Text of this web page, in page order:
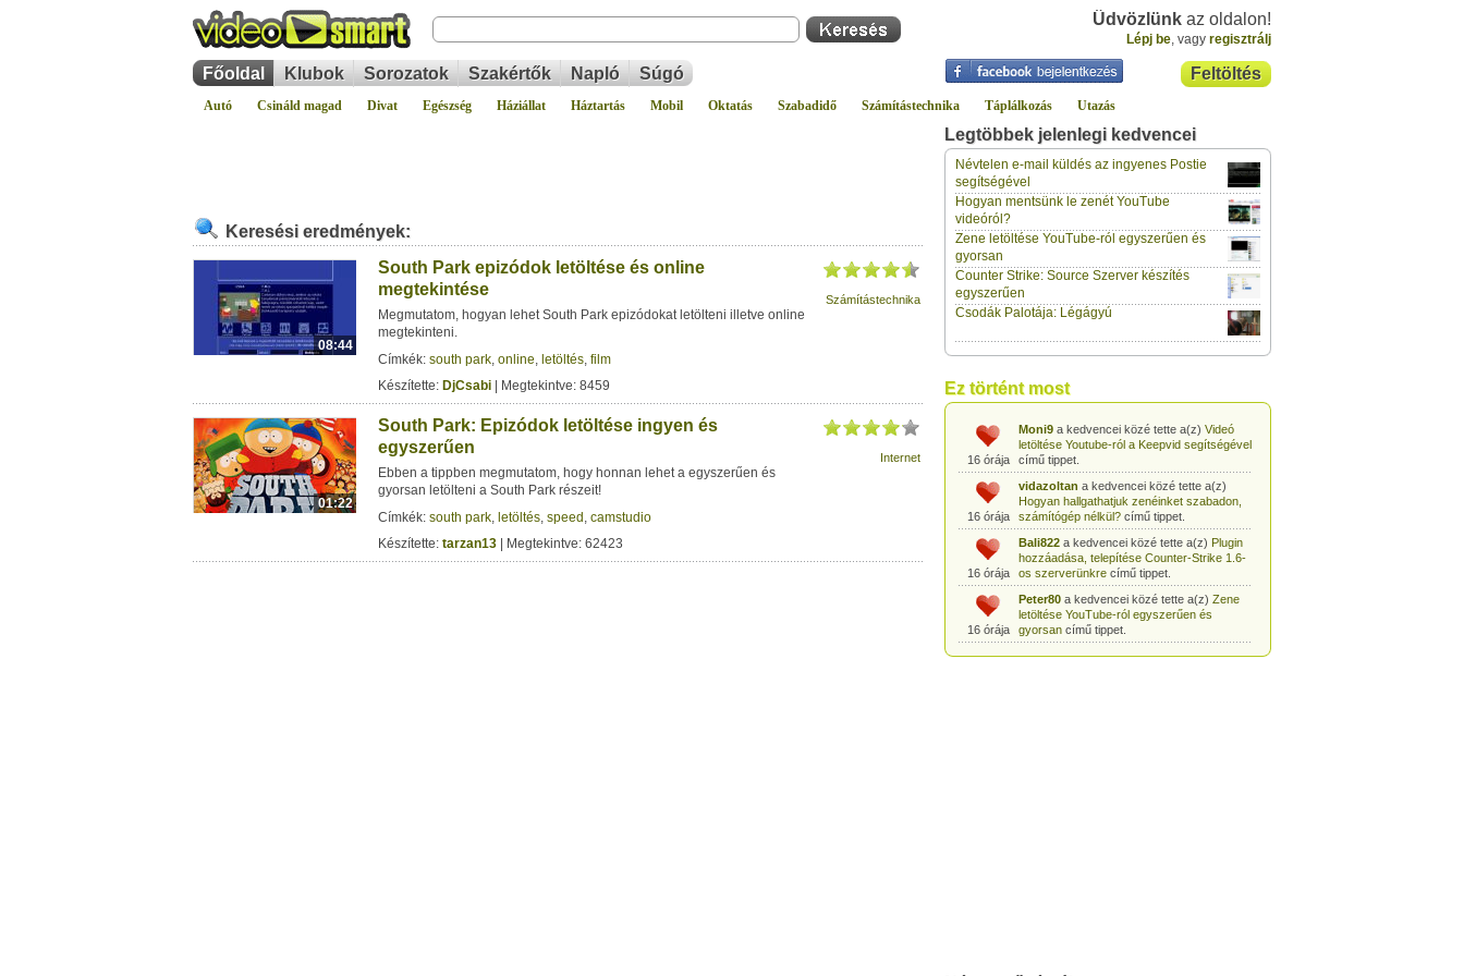
Üdvözlünk az oldalon!
Lépj be, vagy regisztrálj
Feltöltés
Főoldal Klubok Sorozatok Szakértők Napló Súgó
Autó Csináld magad Divat Egészség Háziállat Háztartás Mobil Oktatás Szabadidő Számítástechnika Táplálkozás Utazás
Keresési eredmények:
08:44
South Park epizódok letöltése és online
megtekintése
Megmutatom, hogyan lehet South Park epizódokat letölteni illetve online
megtekinteni.
Címkék: south park, online, letöltés, film
Készítette: DjCsabi | Megtekintve: 8459
Számítástechnika
01:22
South Park: Epizódok letöltése ingyen és
egyszerűen
Ebben a tippben megmutatom, hogy honnan lehet a egyszerűen és
gyorsan letölteni a South Park részeit!
Címkék: south park, letöltés, speed , camstudio
Készítette: tarzan13 | Megtekintve: 62423
Internet
Legtöbbek jelenlegi kedvencei
Névtelen e-mail küldés az ingyenes Postie
segítségével
Hogyan mentsünk le zenét YouTube
videóról?
Zene letöltése YouTube-ról egyszerűen és
gyorsan
Counter Strike: Source Szerver készítés
egyszerűen
Csodák Palotája: Légágyú
Ez történt most
16 órája
gabor733a kedvencei közé tette a(z)
Leopárdgekkó-etetés egyszerű csipesszel
című tippet.
16 órája
gabor733a kedvencei közé tette a(z)
című tippet.
16 órája
Hogyan készítsünk fűszeres-paradicsomos
pennét?
16 órája
gabor733a kedvencei közé tette a(z)
hónapos kortólcímű tippet.
16 órája
Babakonyha - Alma-banán püré készítése
egyszerűencímű tippet.
16 órája
Moni9a kedvencei közé tette a(z) Videó
letöltése Youtube-ról a Keepvid segítségével
című tippet.
16 órája
vidazoltan a kedvencei közé tette a(z)
Hogyan hallgathatjuk zenéinket szabadon,
számítógép nélkül?című tippet.
16 órája
Bali822a kedvencei közé tette a(z) Plugin
hozzáadása, telepítése Counter-Strike 1.6-
os szerverünkrecímű tippet.
16 órája
Peter80a kedvencei közé tette a(z) Zene
letöltése YouTube-ról egyszerűen és
gyorsancímű tippet.
Heni77a kedvencei közé tette a(z)Counter